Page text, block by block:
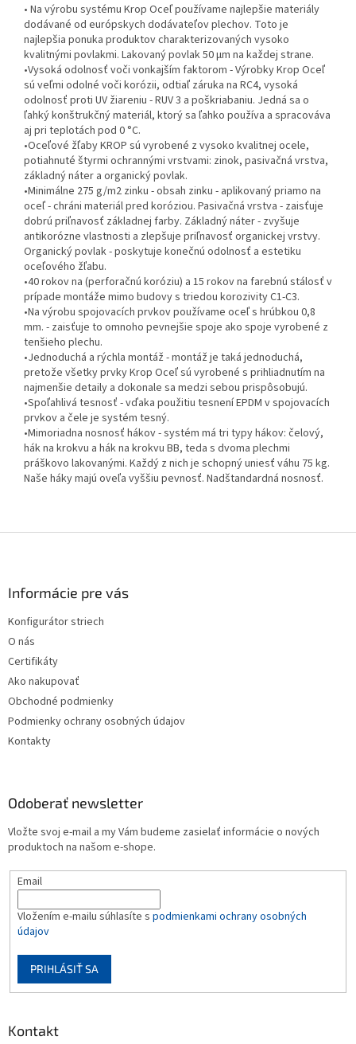
• Na výrobu systému Krop Oceľ používame najlepšie materiály
dodávané od európskych dodávateľov plechov. Toto je
najlepšia ponuka produktov charakterizovaných vysoko
kvalitnými povlakmi. Lakovaný povlak 50 µm na každej strane.
•Vysoká odolnosť voči vonkajším faktorom - Výrobky Krop Oceľ
sú veľmi odolné voči korózii, odtiaľ záruka na RC4, vysoká
odolnosť proti UV žiareniu - RUV 3 a poškriabaniu. Jedná sa o
ľahký konštrukčný materiál, ktorý sa ľahko používa a spracováva
aj pri teplotách pod 0 °C.
•Oceľové žľaby KROP sú vyrobené z vysoko kvalitnej ocele,
potiahnuté štyrmi ochrannými vrstvami: zinok, pasivačná vrstva,
základný náter a organický povlak.
•Minimálne 275 g/m2 zinku - obsah zinku - aplikovaný priamo na
oceľ - chráni materiál pred koróziou. Pasivačná vrstva - zaisťuje
dobrú priľnavosť základnej farby. Základný náter - zvyšuje
antikorózne vlastnosti a zlepšuje priľnavosť organickej vrstvy.
Organický povlak - poskytuje konečnú odolnosť a estetiku
oceľového žľabu.
•40 rokov na (perforačnú koróziu) a 15 rokov na farebnú stálosť v
prípade montáže mimo budovy s triedou korozivity C1-C3.
•Na výrobu spojovacích prvkov používame oceľ s hrúbkou 0,8
mm. - zaisťuje to omnoho pevnejšie spoje ako spoje vyrobené z
tenšieho plechu.
•Jednoduchá a rýchla montáž - montáž je taká jednoduchá,
pretože všetky prvky Krop Oceľ sú vyrobené s prihliadnutím na
najmenšie detaily a dokonale sa medzi sebou prispôsobujú.
•Spoľahlivá tesnosť - vďaka použitiu tesnení EPDM v spojovacích
prvkov a čele je systém tesný.
•Mimoriadna nosnosť hákov - systém má tri typy hákov: čelový,
hák na krokvu a hák na krokvu BB, teda s dvoma plechmi
práškovo lakovanými. Každý z nich je schopný uniesť váhu 75 kg.
Naše háky majú oveľa vyššiu pevnosť. Nadštandardná nosnosť.
Informácie pre vás
Konfigurátor striech
O nás
Certifikáty
Ako nakupovať
Obchodné podmienky
Podmienky ochrany osobných údajov
Kontakty
Odoberať newsletter
Vložte svoj e-mail a my Vám budeme zasielať informácie o nových
produktoch na našom e-shope.
Email
Vložením e-mailu súhlasíte s podmienkami ochrany osobných
údajov
PRIHLÁSIŤ SA
Kontakt